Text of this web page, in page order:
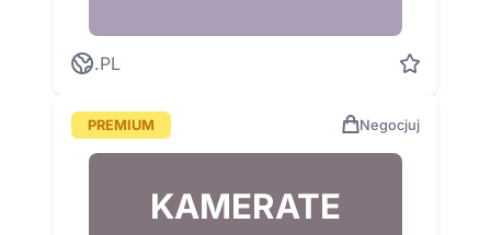
.PL
PREMIUM Negocjuj
KAMERATE